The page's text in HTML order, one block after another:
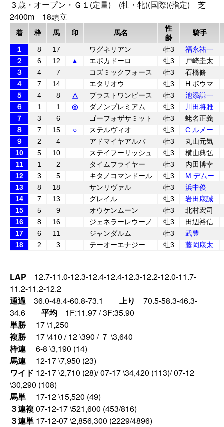
３歳・オープン・Ｇ１(定量) (牡・牝)(国際)(指定) 芝
2400m 18頭立
着 枠 馬 印 馬名
性
齢
騎手
１ 8 17 ワグネリアン 牡3
福永祐一
２
6 12 ▲ エポカドーロ 牡3
戸崎圭太
３
4 7 コズミックフォース 牡3
石橋脩
４
7 14 エタリオウ 牡3
H.ボウマ
５
4 8 △ ブラストワンピース 牡3
池添謙一
６
1 1 ◎ ダノンプレミアム 牡3
川田将雅
７
3 6 ゴーフォザサミット 牡3
蛯名正義
８
7 15 ○ ステルヴィオ 牡3
C.ルメー
９
2 4 アドマイヤアルバ 牡3
丸山元気
10
5 10 ステイフーリッシュ 牡3
横山典弘
11
1 2 タイムフライヤー 牡3
内田博幸
12
3 5 キタノコマンドール 牡3
M.デムー
13
8 18 サンリヴァル 牡3
浜中俊
14
7 13 グレイル 牡3
岩田康誠
15
5 9 オウケンムーン 牡3
北村宏司
16
8 16 ジェネラーレウーノ 牡3
田辺裕信
17
6 11 ジャンダルム 牡3
武豊
18
2 3 テーオーエナジー 牡3 藤岡康太
LAP 12.7-11.0-12.3-12.4-12.4-12.3-12.2-12.0-11.7-
11.2-11.2-12.2
通過 36.0-48.4-60.8-73.1 上り 70.5-58.3-46.3-
34.6 平均 1F:11.97 / 3F:35.90
単勝
17 \1,250
複勝
17 \410 / 12 \390 / ７ \3,640
枠連
6-8 \3,190 (14)
馬連
12-17 \7,950 (23)
ワイド 12-17 \2,710 (28)/ 07-17 \34,420 (113)/ 07-12
\30,290 (108)
馬単
17-12 \15,520 (49)
３連複07-12-17 \521,600 (453/816)
３連単 17-12-07 \2,856,300 (2229/4896)